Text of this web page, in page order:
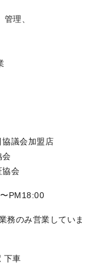
理、
議会加盟店
会
協会
PM18:00
務のみ営業していま
下車